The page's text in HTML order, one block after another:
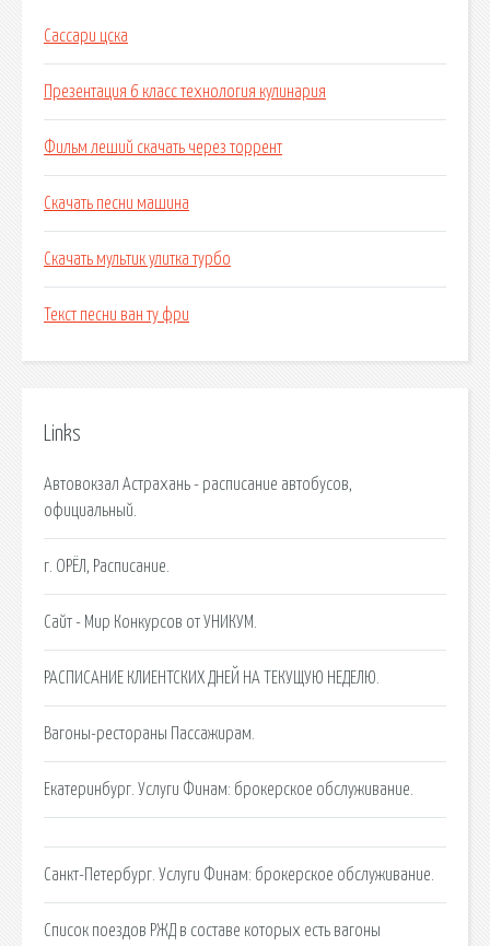
Сассари цска
Презентация 6 класс технология кулинария
Фильм леший скачать через торрент
Скачать песни машина
Скачать мультик улитка турбо
Текст песни ван ту фри
Links
Автовокзал Астрахань - расписание автобусов,
официальный.
г. ОРЁЛ, Расписание.
Сайт - Мир Конкурсов от УНИКУМ.
РАСПИСАНИЕ КЛИЕНТСКИХ ДНЕЙ НА ТЕКУЩУЮ НЕДЕЛЮ.
Вагоны-рестораны Пассажирам.
Екатеринбург. Услуги Финам: брокерское обслуживание.
Санкт-Петербург. Услуги Финам: брокерское обслуживание.
Список поездов РЖД в составе которых есть вагоны